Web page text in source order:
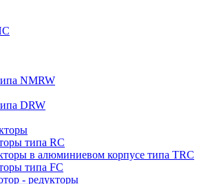
NMRW
DRW
типа RC
в алюминиевом корпусе типа TRC
типа FC
- редукторы